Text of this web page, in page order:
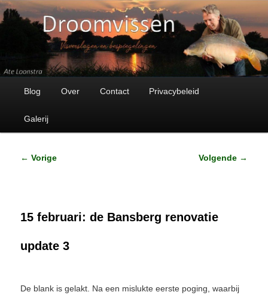
Droomvissen
Visverhalen en bespiegelingen
Spring
naar
Blog Over Contact Privacybeleid
Galerij
Bericht
← Vorige Volgende →
15 februari: de Bansberg renovatie
update 3
De blank is gelakt. Na een mislukte eerste poging, waarbij